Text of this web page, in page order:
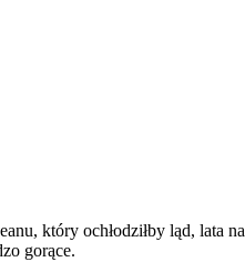
który ochłodziłby ląd, lata na
gorące.